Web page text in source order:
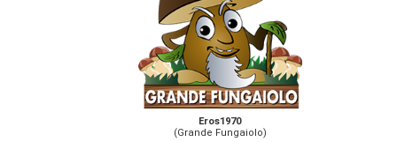
Eros1970
(Grande Fungaiolo)